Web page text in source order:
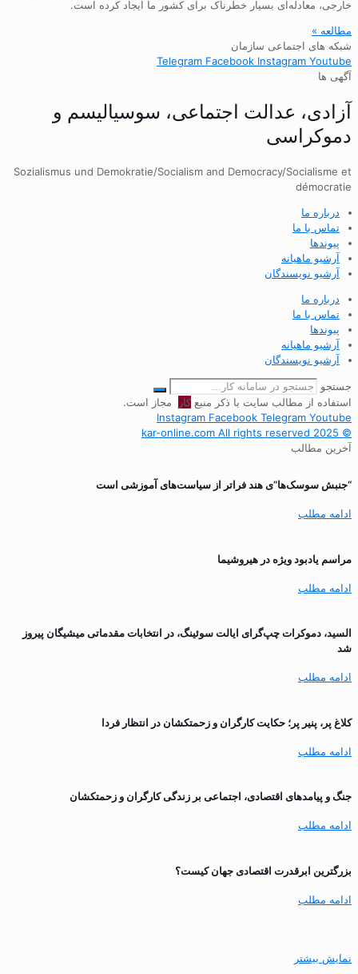
خارجی، معادله‌ای بسیار خطرناک برای کشور ما ایجاد کرده است.
مطالعه »
شبکه های اجتماعی سازمان
Telegram Facebook Instagram Youtube
آگهی ها
آزادی، عدالت اجتماعی، سوسیالیسم و
دموکراسی
Sozialismus und Demokratie/Socialism and Democracy/Socialisme et
démocratie
درباره ما
تماس با ما
پیوندها
آرشیو ماهیانه
آرشیو نویسندگان
درباره ما
تماس با ما
پیوندها
آرشیو ماهیانه
آرشیو نویسندگان
جستجو
استفاده از مطالب سایت با ذکر منبع کار
مجاز است.
Instagram Facebook Telegram Youtube
© 2025 kar-online.com All rights reserved
آخرین مطالب
“جنبش سوسک‌ها”ی هند فراتر از سیاست‌های آموزشی است
ادامه مطلب
مراسم یادبود ویژه در هیروشیما
ادامه مطلب
السید، دموکرات چپ‌گرای ایالت سوئینگ، در انتخابات مقدماتی میشیگان پیروز
شد
ادامه مطلب
کلاغ پر، پنیر پر؛ حکایت کارگران و زحمتکشان در انتظار فردا
ادامه مطلب
جنگ و پیامدهای اقتصادی، اجتماعی بر زندگی کارگران و زحمتکشان
ادامه مطلب
بزرگترین ابرقدرت اقتصادی جهان کیست؟
ادامه مطلب
نمایش بیشتر